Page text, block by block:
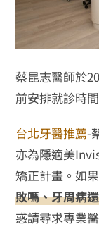
蔡昆志醫師於
前安排就診時
台北牙醫推薦-
亦為隱適美
矯正計畫。如
敗嗎、牙周病
惑請尋求專業